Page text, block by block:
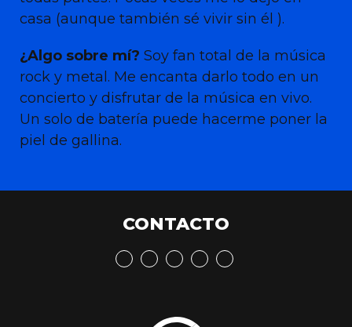
casa (aunque también sé vivir sin él ).
¿Algo sobre mí? Soy fan total de la música
rock y metal. Me encanta darlo todo en un
concierto y disfrutar de la música en vivo.
Un solo de batería puede hacerme poner la
piel de gallina.
CONTACTO